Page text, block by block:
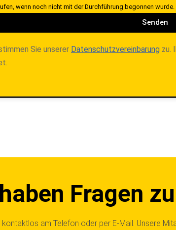
wenn noch nicht mit der Durchführung begonnen wurde.
Senden
Sie unserer Datenschutzvereinbarung zu.
Fragen
am Telefon oder per E-Mail. Unsere